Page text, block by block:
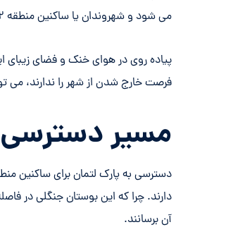
می شود و شهروندان یا ساکنین منطقه ۲۲ می توانند از فضای موجود در این پارک برای برپایی آت و پیک نیک استفاده نمایند.
پیاده روی در هوای خنک و فضای زیبای
فرصت خارج شدن از شهر را ندارند، می
مسیر دسترسی
دارند. چرا که این بوستان جنگلی در
آن برسانند.